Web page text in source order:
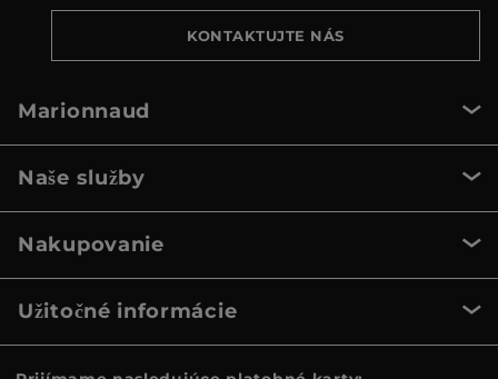
KONTAKTUJTE NÁS
Marionnaud
Naše služby
Nakupovanie
Užitočné informácie